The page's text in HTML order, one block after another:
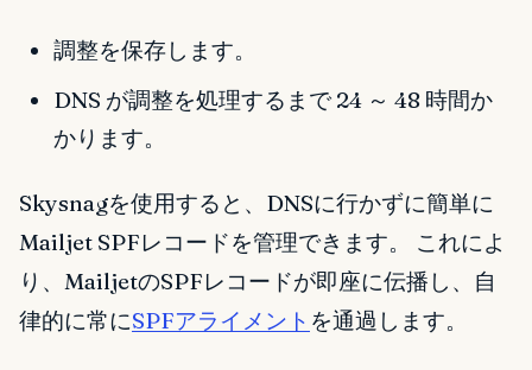
調整を保存します。
DNS が調整を処理するまで 24 ～ 48 時間か
かります。
Skysnagを使用すると、DNSに行かずに簡単に
Mailjet SPFレコードを管理できます。 これによ
り、MailjetのSPFレコードが即座に伝播し、自
律的に常にSPFアライメント を通過します。